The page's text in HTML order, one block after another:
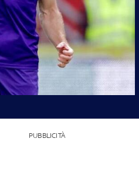
PUBBLICITÀ